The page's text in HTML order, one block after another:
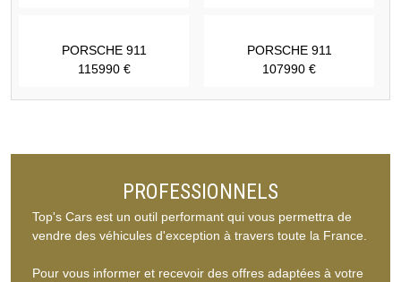
PORSCHE 911
115990 €
PORSCHE 911
107990 €
PROFESSIONNELS
Top's Cars est un outil performant qui vous permettra de
vendre des véhicules d'exception à travers toute la France.
Pour vous informer et recevoir des offres adaptées à votre